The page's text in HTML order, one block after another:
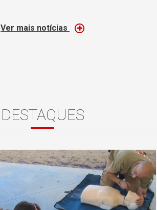
Ver mais notícias
DESTAQUES